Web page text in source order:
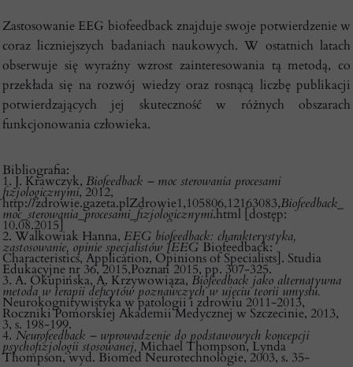
Zastosowanie EEG biofeedback znajduje swoje potwierdzenie w
coraz liczniejszych badaniach naukowych. W ostatnich latach
obserwuje się wyraźny wzrost zainteresowania tą metodą, co
przekłada się na rozwój wiedzy oraz rosnącą liczbę publikacji
potwierdzających jej skuteczność w różnych obszarach
funkcjonowania człowieka.
Bibliografia:
1. J. Krawczyk, Biofeedback – moc sterowania procesami
fizjologicznymi, 2012,
http://zdrowie.gazeta.plZdrowie1,105806,12163083,Biofeedback_
moc_sterowania_procesami_fizjologicznymi.html [dostęp:
10.08.2015]
2. Walkowiak Hanna, EEG biofeedback: charakterystyka,
zastosowanie, opinie specjalistów [EEG Biofeedback:
Characteristics, Application, Opinions of Specialists]. Studia
Edukacyjne nr 36, 2015,Poznań 2015, pp. 307-325.
3. A. Okupińska, A. Krzywowiąza, Biofeedback jako alternatywna
metoda w terapii deficytów poznawczych w ujęciu teorii umysłu.
Neurokognitywistyka w patologii i zdrowiu 2011-2013,
Roczniki Pomorskiej Akademii Medycznej w Szczecinie, 2013,
3, s. 198-199.
4. Neurofeedback – wprowadzenie do podstawowych koncepcji
psychofizjologii stosowanej, Michael Thompson, Lynda
Thompson, wyd. Biomed Neurotechnologie, 2003, s. 35-